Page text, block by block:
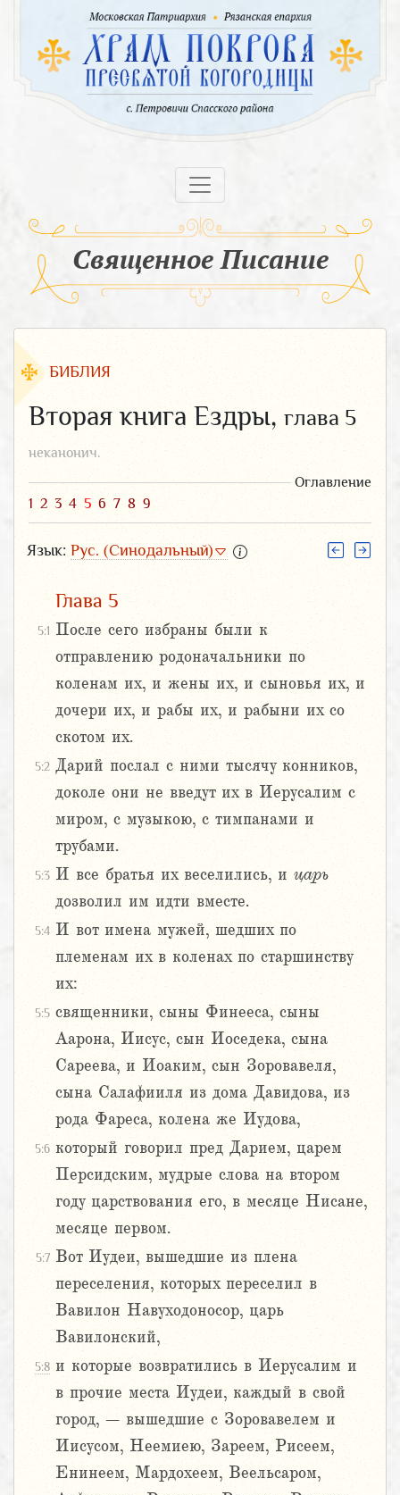
Священное Писание
БИБЛИЯ
Вторая книга Ездры, глава 5
неканонич.
Оглавление
1 2 3 4 5 6 7 8 9
Язык: Рус. (Синодальный)
Глава 5
5:1 После сего избраны были к
отправлению родоначальники по
коленам их, и жены их, и сыновья их, и
дочери их, и рабы их, и рабыни их со
скотом их.
5:2 Дарий послал с ними тысячу конников,
доколе они не введут их в Иерусалим с
миром, с музыкою, с тимпанами и
трубами.
5:3 И все братья их веселились, и царь
дозволил им идти вместе.
5:4 И вот имена мужей, шедших по
племенам их в коленах по старшинству
их:
5:5 священники, сыны Финееса, сыны
Аарона, Иисус, сын Иоседека, сына
Сареева, и Иоаким, сын Зоровавеля,
сына Салафииля из дома Давидова, из
рода Фареса, колена же Иудова,
5:6 который говорил пред Дарием, царем
Персидским, мудрые слова на втором
году царствования его, в месяце Нисане,
месяце первом.
5:7 Вот Иудеи, вышедшие из плена
переселения, которых переселил в
Вавилон Навуходоносор, царь
Вавилонский,
5:8 и которые возвратились в Иерусалим и
в прочие места Иудеи, каждый в свой
город, – вышедшие с Зоровавелем и
Иисусом, Неемиею, Зареем, Рисеем,
Енинеем, Мардохеем, Веельсаром,